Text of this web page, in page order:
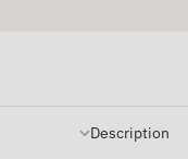
Description